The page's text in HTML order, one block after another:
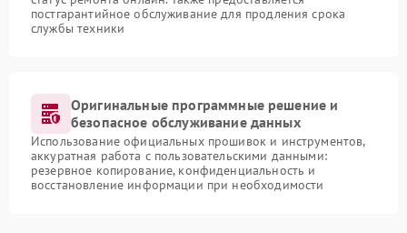
постгарантийное обслуживание для продления срока
службы техники
Оригинальные программные решение и
безопасное обслуживание данных
Использование официальных прошивок и инструментов,
аккуратная работа с пользовательскими данными:
резервное копирование, конфиденциальность и
восстановление информации при необходимости